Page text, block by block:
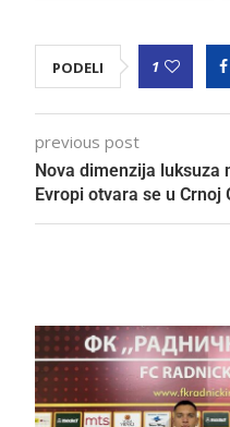
PODELI 1
previous post
Nova dimenzija luksuza
Evropi otvara se u Crnoj